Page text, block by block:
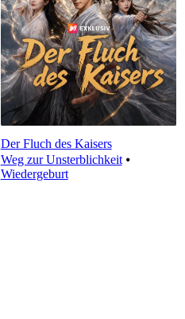
Der Fluch des Kaisers
Weg zur Unsterblichkeit⦁
Wiedergeburt